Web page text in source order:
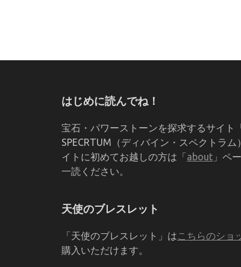
はじめに読んでね！
宝石・パワーストーンを探求するサイト
SPECRTUM（ディバイン・スペクトラム
イトに初めてお越しの方は「about 」ペ
一読ください。
天使のブレスレット
「天使のブレスレット」はこちらのショ
購入いただけます。